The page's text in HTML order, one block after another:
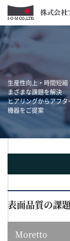
生産性向上・時間短
まざまな課題を解決
ヒアリングからアフタ
機器をご提案
表面品質の課
Moretto